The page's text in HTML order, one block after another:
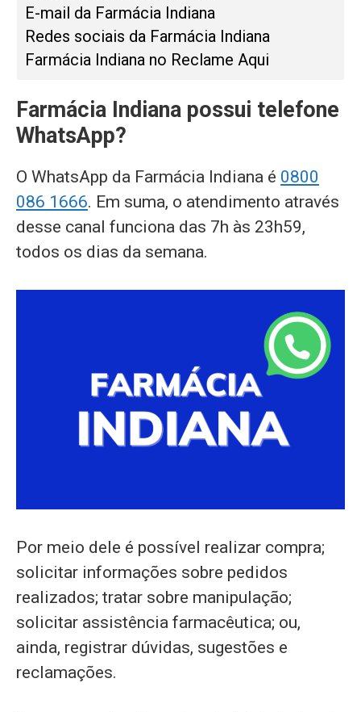
E-mail da Farmácia Indiana
Redes sociais da Farmácia Indiana
Farmácia Indiana no Reclame Aqui
Farmácia Indiana possui telefone
WhatsApp?
O WhatsApp da Farmácia Indiana é 0800
086 1666. Em suma, o atendimento através
desse canal funciona das 7h às 23h59,
todos os dias da semana.
Por meio dele é possível realizar compra;
solicitar informações sobre pedidos
realizados; tratar sobre manipulação;
solicitar assistência farmacêutica; ou,
ainda, registrar dúvidas, sugestões e
reclamações.